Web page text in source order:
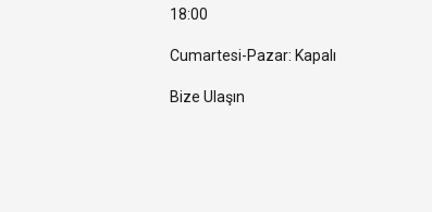
18:00
Cumartesi-Pazar: Kapalı
Bize Ulaşın